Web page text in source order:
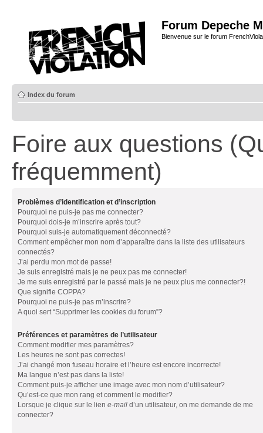
Forum Depeche
Bienvenue sur le forum
Index du forum
Foire aux questions
fréquemment)
Problèmes d’identification et d’inscription
Pourquoi ne puis-je pas me connecter?
Pourquoi dois-je m’inscrire après tout?
Pourquoi suis-je automatiquement déconnecté?
Comment empêcher mon nom d’apparaître dans la liste des utilisateurs
connectés?
J’ai perdu mon mot de passe!
Je suis enregistré mais je ne peux pas me connecter!
Je me suis enregistré par le passé mais je ne peux plus me connecter?!
Que signifie COPPA?
Pourquoi ne puis-je pas m’inscrire?
A quoi sert “Supprimer les cookies du forum”?
Préférences et paramètres de l’utilisateur
Comment modifier mes paramètres?
Les heures ne sont pas correctes!
J’ai changé mon fuseau horaire et l’heure est encore incorrecte!
Ma langue n’est pas dans la liste!
Comment puis-je afficher une image avec mon nom d’utilisateur?
Qu’est-ce que mon rang et comment le modifier?
Lorsque je clique sur le lien e-mail d’un utilisateur, on me demande de me
connecter?